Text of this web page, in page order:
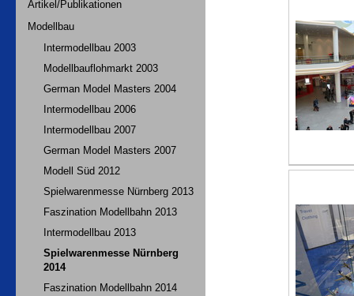
Artikel/Publikationen
Modellbau
Intermodellbau 2003
Modellbauflohmarkt 2003
German Model Masters 2004
Intermodellbau 2006
Intermodellbau 2007
German Model Masters 2007
Modell Süd 2012
Spielwarenmesse Nürnberg 2013
Faszination Modellbahn 2013
Intermodellbau 2013
Spielwarenmesse Nürnberg
2014
Faszination Modellbahn 2014